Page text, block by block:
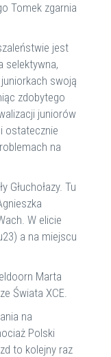
Tomek zgarnia
jest
selektywna,
swoją
zdobytego
juniorów
ostatecznie
na
Głuchołazy. Tu
W elicie
a na miejscu
Marta
Świata XCE.
na
Polski
to kolejny raz